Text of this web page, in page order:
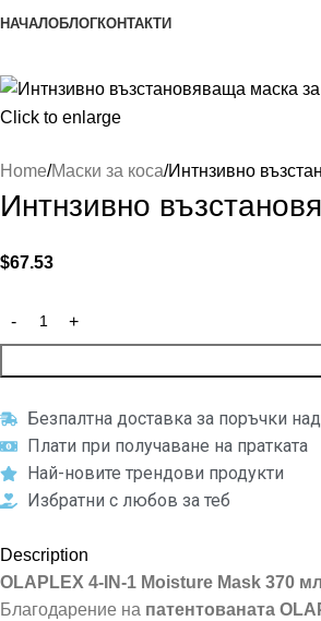
НАЧАЛОБЛОГКОНТАКТИ
Click to enlarge
Home Маски за коса Интнзивно
Интнзивно
$67.53
Безпалтна доставка за поръчки
Плати при получаване на пратката
Най-новите трендови продукти
Избратни с любов за теб
Description
OLAPLEX 4-IN-1 Moisture Mask 370 мл
Благодарение на патентованата